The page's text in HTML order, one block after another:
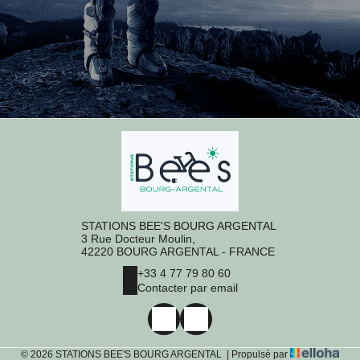
STATIONS BEE'S BOURG ARGENTAL
3 Rue Docteur Moulin,
42220 BOURG ARGENTAL - FRANCE
+33 4 77 79 80 60
Contacter par email
© 2026 STATIONS BEE'S BOURG ARGENTAL Propulsé par